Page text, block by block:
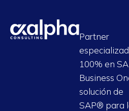
Partner
100% en
Business
solución de
SAP® para